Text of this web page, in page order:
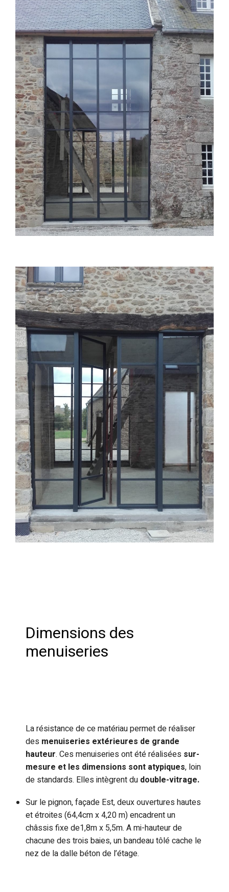
Dimensions des
menuiseries
La résistance de ce matériau permet de réaliser
des menuiseries extérieures de grande
hauteur. Ces menuiseries ont été réalisées sur-
mesure et les dimensions sont atypiques, loin
de standards. Elles intègrent du double-vitrage.
Sur le pignon, façade Est, deux ouvertures hautes
et étroites (64,4cm x 4,20 m) encadrent un
châssis fixe de1,8m x 5,5m. A mi-hauteur de
chacune des trois baies, un bandeau tôlé cache le
nez de la dalle béton de l’étage.